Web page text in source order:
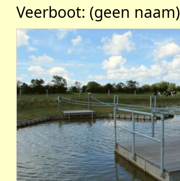
Veerboot: (geen naam)